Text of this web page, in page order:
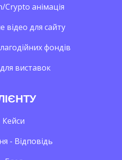
Crypto анімація
відео для сайту
фондів
виставок
Кейси
- Відповідь